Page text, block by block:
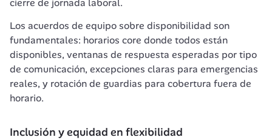
cierre de jornada laboral.
Los acuerdos de equipo sobre disponibilidad son
fundamentales: horarios core donde todos están
disponibles, ventanas de respuesta esperadas por tipo
de comunicación, excepciones claras para emergencias
reales, y rotación de guardias para cobertura fuera de
horario.
Inclusión y equidad en flexibilidad